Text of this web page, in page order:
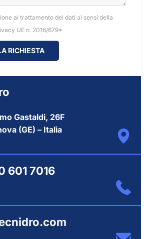
al trattamento dei dati ai sensi della
UE n. 2016/679*
Gastaldi, 26F
(GE) – Italia
601 7016